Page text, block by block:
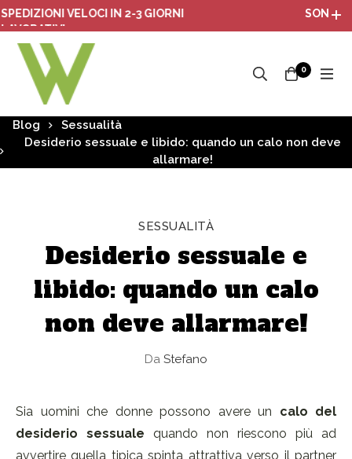
VELOCI IN 2-3 GIORNI
SONO ATTIVI
0
Blog
Sessualità
Desiderio sessuale e libido: quando un calo non deve
allarmare!
SESSUALITÀ
Desiderio sessuale e
libido: quando un calo
non deve allarmare!
Da Stefano
Sia uomini che donne possono avere un calo del
desiderio sessuale quando non riescono più ad
avvertire quella tipica spinta attrattiva verso il partner